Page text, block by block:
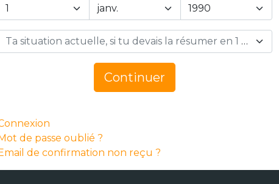
Year
Ta situation actuelle, si tu devais la résumer en 1 mot… *
Continuer
de passe oublié ?
de confirmation non reçu ?